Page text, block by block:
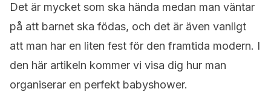
Det är mycket som ska hända medan man väntar
på att barnet ska födas, och det är även vanligt
att man har en liten fest för den framtida modern. I
den här artikeln kommer vi visa dig hur man
organiserar en perfekt babyshower.